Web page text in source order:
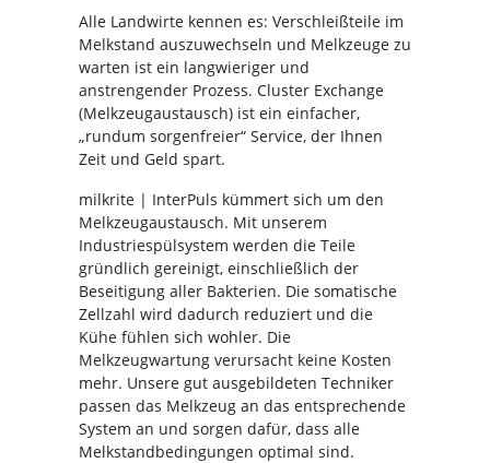
Alle Landwirte kennen es: Verschleißteile im
Melkstand auszuwechseln und Melkzeuge zu
warten ist ein langwieriger und
anstrengender Prozess. Cluster Exchange
(Melkzeugaustausch) ist ein einfacher,
„rundum sorgenfreier“ Service, der Ihnen
Zeit und Geld spart.
milkrite | InterPuls kümmert sich um den
Melkzeugaustausch. Mit unserem
Industriespülsystem werden die Teile
gründlich gereinigt, einschließlich der
Beseitigung aller Bakterien. Die somatische
Zellzahl wird dadurch reduziert und die
Kühe fühlen sich wohler. Die
Melkzeugwartung verursacht keine Kosten
mehr. Unsere gut ausgebildeten Techniker
passen das Melkzeug an das entsprechende
System an und sorgen dafür, dass alle
Melkstandbedingungen optimal sind.